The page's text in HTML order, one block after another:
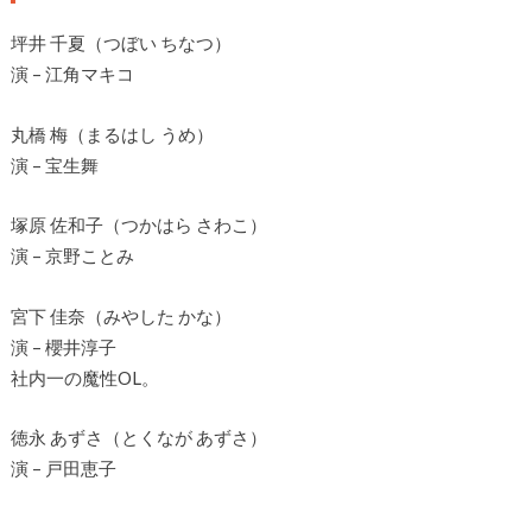
坪井 千夏（つぼい ちなつ）
演 – 江角マキコ
丸橋 梅（まるはし うめ）
演 – 宝生舞
塚原 佐和子（つかはら さわこ）
演 – 京野ことみ
宮下 佳奈（みやした かな）
演 – 櫻井淳子
社内一の魔性OL。
徳永 あずさ（とくなが あずさ）
演 – 戸田恵子